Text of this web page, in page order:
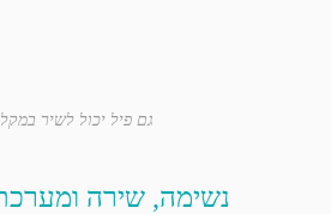
גם פיל יכול לשיר
נשימה, שירה